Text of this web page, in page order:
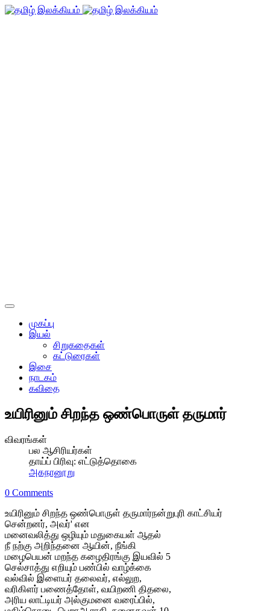
முகப்பு
இயல்
சிறுகதைகள்
கட்டுரைகள்
இசை
நாடகம்
கவிதை
உயிரினும் சிறந்த ஒண்பொருள் தருமார்
விவரங்கள்
பல ஆசிரியர்கள்
தாய்ப் பிரிவு: எட்டுத்தொகை
அகநானூறு
0 Comments
உயிரினும் சிறந்த ஒண்பொருள் தருமார்நன்றுபுரி காட்சியர்
சென்றனர், அவர்' என
மனைவலித்து ஒழியும் மதுகையள் ஆதல்
நீ நற்கு அறிந்தனை ஆயின், நீங்கி
மழைபெயன் மறந்த கழைதிரங்கு இயவில் 5
செல்சாத்து எறியும் பண்பில் வாழ்க்கை
வல்வில் இளையர் தலைவர், எல்லுற,
வரிகிளர் பணைத்தோள், வயிறணி திதலை,
அரிய லாட்டியர் அல்குமனை வரைப்பில்,